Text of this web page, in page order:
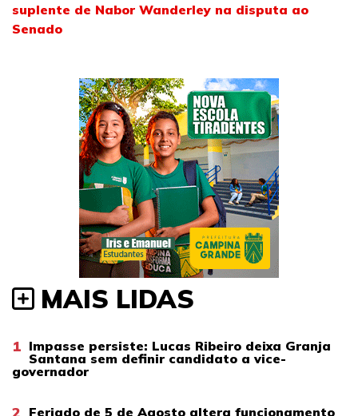
suplente de Nabor Wanderley na disputa ao
Senado
MAIS LIDAS
1 Impasse persiste: Lucas Ribeiro deixa Granja
Santana sem definir candidato a vice-
governador
Feriado de 5 de Agosto altera funcionamento